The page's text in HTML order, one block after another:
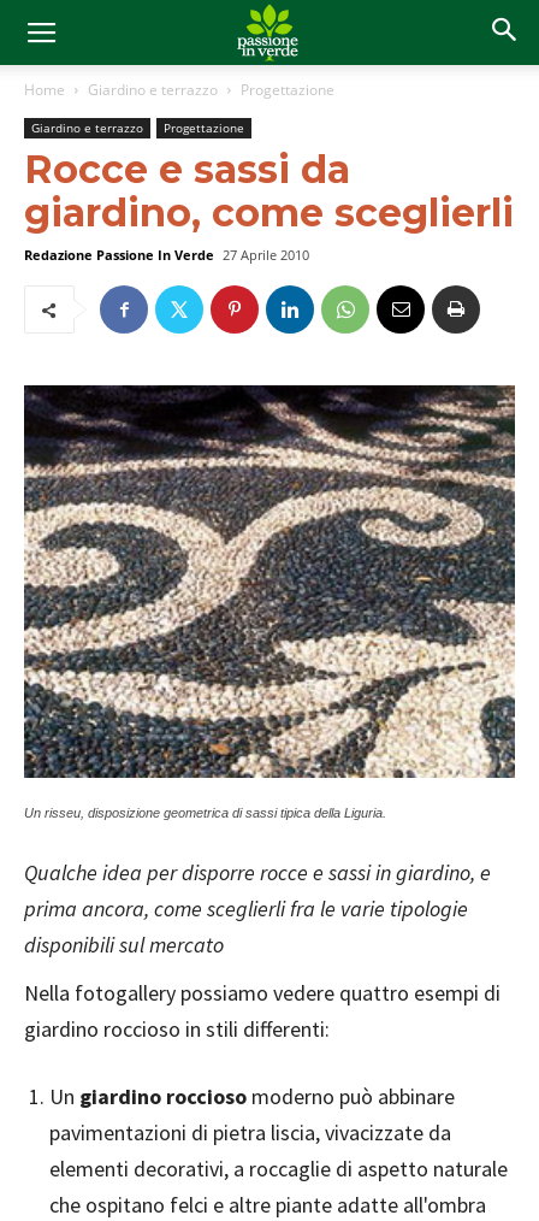
Home Giardino e terrazzo Progettazione
Giardino e terrazzo Progettazione
Rocce e sassi da
giardino, come sceglierli
Redazione Passione In Verde 27 Aprile 2010
Un risseu, disposizione geometrica di sassi tipica della Liguria.
Qualche idea per disporre rocce e sassi in giardino, e
prima ancora, come sceglierli fra le varie tipologie
disponibili sul mercato
Nella fotogallery possiamo vedere quattro esempi di
giardino roccioso in stili differenti:
Un giardino roccioso moderno può abbinare
pavimentazioni di pietra liscia, vivacizzate da
elementi decorativi, a roccaglie di aspetto naturale
che ospitano felci e altre piante adatte all'ombra